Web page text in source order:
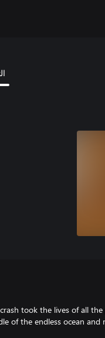
took the lives of all